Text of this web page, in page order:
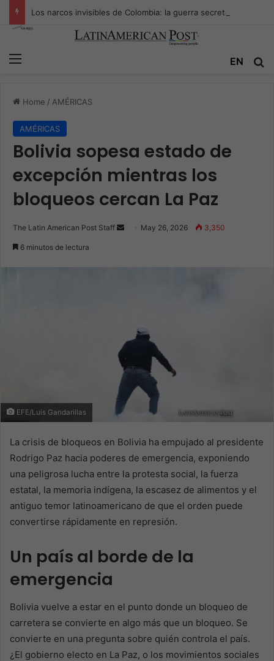
Menu EN
Home / AMÉRICAS
AMÉRICAS
Bolivia sopesa estado de
excepción mientras los
bloqueos cercan La Paz
The Latin American Post Staff
Send May 26, 2026 3,350
6 minutos de lectura
EFE/Luis Gandarillas
La crisis de bloqueos en Bolivia ha empujado al presidente
Rodrigo Paz hacia poderes de emergencia, exponiendo
una peligrosa lucha entre la protesta social, la fuerza
estatal, la memoria indígena, la escasez de alimentos y el
antiguo temor latinoamericano de que el orden puede
convertirse rápidamente en represión.
Un país al borde de la
emergencia
Bolivia vuelve a estar en el punto donde un bloqueo de
carretera se convierte en algo más que un bloqueo. Se
convierte en una pregunta sobre quién controla el país.
¿El gobierno electo en La Paz, o los movimientos sociales